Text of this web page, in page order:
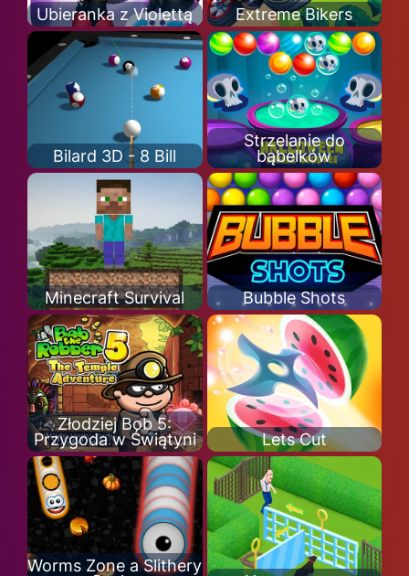
Ubieranka z Violettą Extreme Bikers
Bilard 3D - 8 Bill
Strzelanie do
bąbelków
Minecraft Survival Bubble Shots
Złodziej Bob 5:
Przygoda w Świątyni
Lets Cut
Worms Zone a Slithery